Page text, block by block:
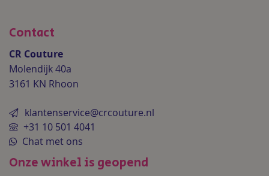
Contact
CR Couture
Molendijk 40a
3161 KN Rhoon
klantenservice@crcouture.nl
+31 10 501 4041
Chat met ons
Onze winkel is geopend